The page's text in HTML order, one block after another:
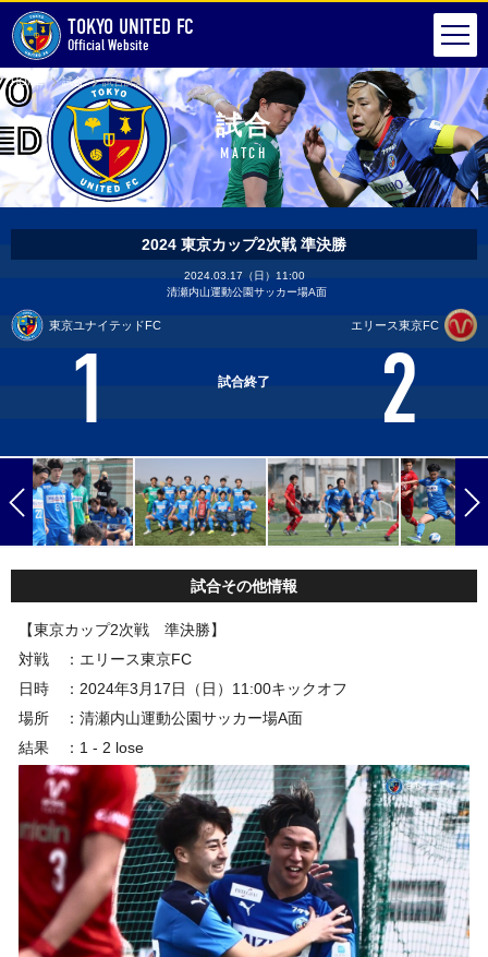
TOKYO UNITED FC
Official Website
HOME 試合 試合詳細
試合
MATCH
2024 東京カップ2次戦 準決勝
2024.03.17（日）11:00
清瀬内山運動公園サッカー場A面
東京ユナイテッドFC
1 試合終了 2
エリース東京FC
試合その他情報
【東京カップ2次戦 準決勝】
対戦 ：エリース東京FC
日時 ：2024年3月17日（日）11:00キックオフ
場所 ： 清瀬内山運動公園サッカー場A面
結果 ：1 - 2 lose